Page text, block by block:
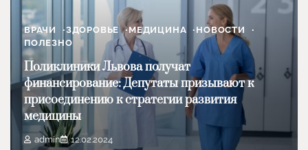
ВРАЧИ ЗДОРОВЬЕ МЕДИЦИНА
НОВОСТИ
ПОЛЕЗНО
Поликлиники Львова получат
финансирование: Депутаты призывают к
присоединению к стратегии развития
медицины
admin 12.02.2024